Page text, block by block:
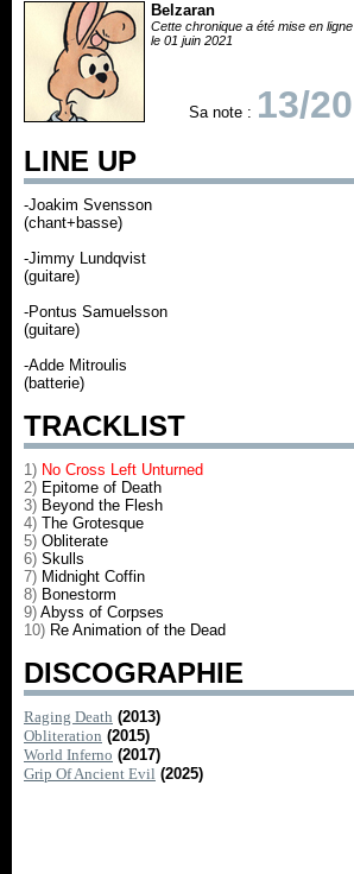
Belzaran
Cette chronique a été mise en ligne
le 01 juin 2021
Sa note : 13/20
LINE UP
-Joakim Svensson
(chant+basse)
-Jimmy Lundqvist
(guitare)
-Pontus Samuelsson
(guitare)
-Adde Mitroulis
(batterie)
TRACKLIST
1) No Cross Left Unturned
2) Epitome of Death
3) Beyond the Flesh
4) The Grotesque
5) Obliterate
6) Skulls
7) Midnight Coffin
8) Bonestorm
9) Abyss of Corpses
10) Re Animation of the Dead
DISCOGRAPHIE
Raging Death (2013)
Obliteration (2015)
World Inferno (2017)
Grip Of Ancient Evil (2025)